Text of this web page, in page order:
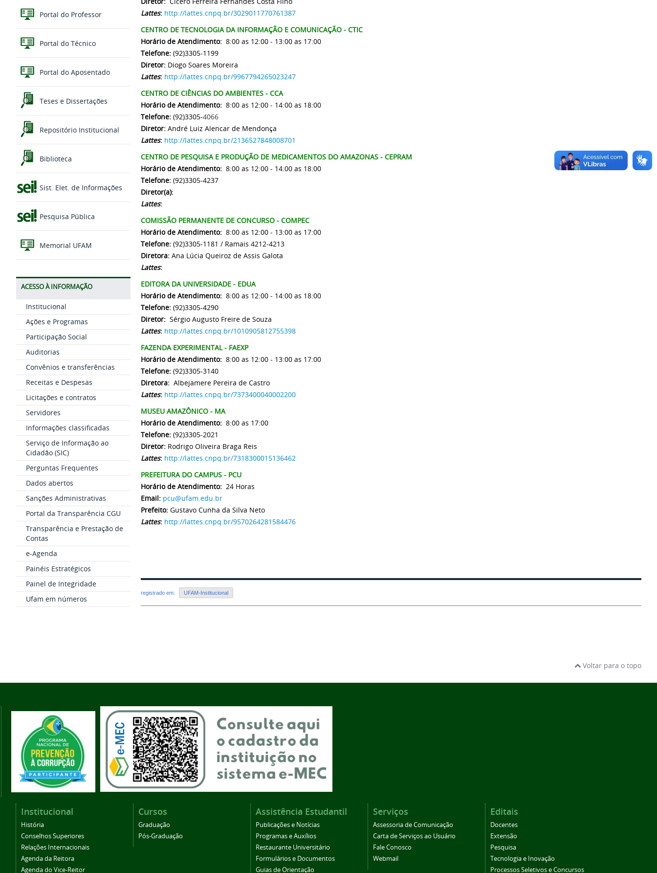
Portal do Professor
Portal do Técnico
Portal do Aposentado
Teses e Dissertações
Repositório Institucional
Biblioteca
Sist. Elet. de Informações
Pesquisa Pública
Memorial UFAM
ACESSO À INFORMAÇÃO
Institucional
Ações e Programas
Participação Social
Auditorias
Convênios e transferências
Receitas e Despesas
Licitações e contratos
Servidores
Informações classificadas
Serviço de Informação ao
Cidadão (SIC)
Perguntas Frequentes
Dados abertos
Sanções Administrativas
Portal da Transparência CGU
Transparência e Prestação de
Contas
e-Agenda
Painéis Estratégicos
Painel de Integridade
Ufam em números
Lattes: http://lattes.cnpq.br/3029011770761387
CENTRO DE TECNOLOGIA DA INFORMAÇÃO E COMUNICAÇÃO - CTIC
Horário de Atendimento: 8:00 as 12:00 - 13:00 as 17:00
Telefone: (92)3305-1199
Diretor: Diogo Soares Moreira
Lattes: http://lattes.cnpq.br/9967794265023247
CENTRO DE CIÊNCIAS DO AMBIENTES - CCA
Horário de Atendimento: 8:00 as 12:00 - 14:00 as 18:00
Telefone: (92)3305-4066
Diretor: André Luiz Alencar de Mendonça
Lattes: http://lattes.cnpq.br/2136527848008701
CENTRO DE PESQUISA E PRODUÇÃO DE MEDICAMENTOS DO AMAZONAS - CEPRAM
Horário de Atendimento: 8:00 as 12:00 - 14:00 as 18:00
Telefone: (92)3305-4237
Diretor(a):
Lattes:
COMISSÃO PERMANENTE DE CONCURSO - COMPEC
Horário de Atendimento: 8:00 as 12:00 - 13:00 as 17:00
Telefone: (92)3305-1181 / Ramais 4212-4213
Diretora: Ana Lúcia Queiroz de Assis Galota
Lattes:
EDITORA DA UNIVERSIDADE - EDUA
Horário de Atendimento: 8:00 as 12:00 - 14:00 as 18:00
Telefone: (92)3305-4290
Diretor: Sérgio Augusto Freire de Souza
Lattes: http://lattes.cnpq.br/1010905812755398
FAZENDA EXPERIMENTAL - FAEXP
Horário de Atendimento: 8:00 as 12:00 - 13:00 as 17:00
Telefone: (92)3305-3140
Diretora: Albejamere Pereira de Castro
Lattes: http://lattes.cnpq.br/7373400040002200
MUSEU AMAZÔNICO - MA
Horário de Atendimento: 8:00 as 17:00
Telefone: (92)3305-2021
Diretor: Rodrigo Oliveira Braga Reis
Lattes: http://lattes.cnpq.br/7318300015136462
PREFEITURA DO CAMPUS - PCU
Horário de Atendimento: 24 Horas
Email: pcu@ufam.edu.br
Prefeito: Gustavo Cunha da Silva Neto
Lattes: http://lattes.cnpq.br/9570264281584476
registrado em: UFAM-Institucional
Voltar para o topo
Institucional
História
Conselhos Superiores
Relações Internacionais
Agenda da Reitora
Agenda do Vice-Reitor
Cursos
Graduação
Pós-Graduação
Assistência Estudantil
Publicações e Notícias
Programas e Auxílios
Restaurante Universitário
Formulários e Documentos
Guias de Orientação
Serviços
Assessoria de Comunicação
Carta de Serviços ao Usuário
Fale Conosco
Webmail
Editais
Docentes
Extensão
Pesquisa
Tecnologia e Inovação
Processos Seletivos e Concursos